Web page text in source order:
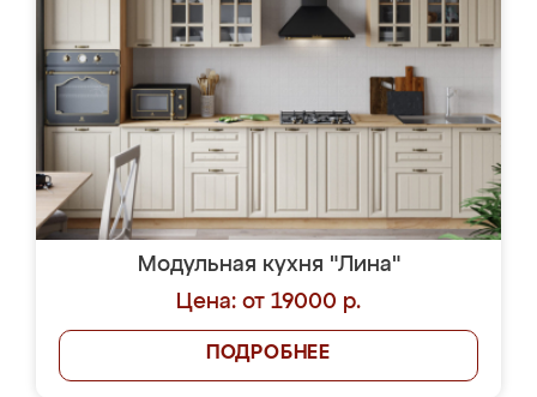
Модульная кухня "Лина"
Цена: от 19000 р.
ПОДРОБНЕЕ